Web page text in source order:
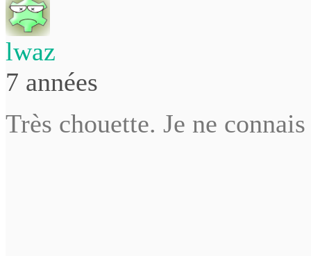
lwaz
7 années
Très chouette. Je ne